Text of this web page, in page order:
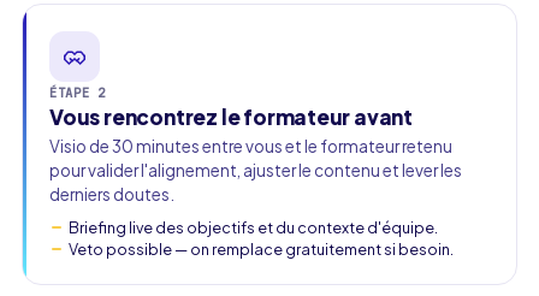
ÉTAPE 2
Vous rencontrez le formateur avant
Visio de 30 minutes entre vous et le formateur retenu
pour valider l'alignement, ajuster le contenu et lever les
derniers doutes.
Briefing live des objectifs et du contexte d'équipe.
Veto possible — on remplace gratuitement si besoin.